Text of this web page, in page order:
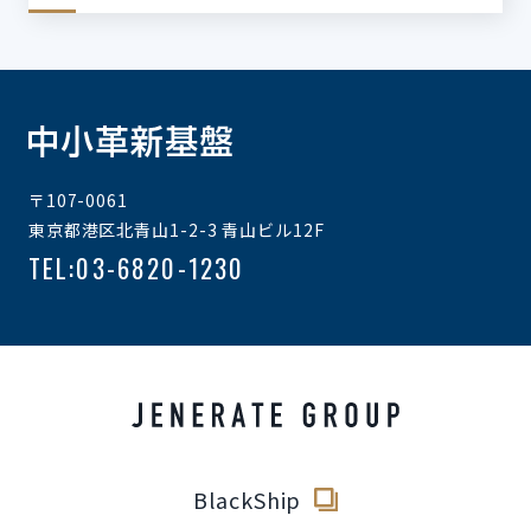
JP
〒107-0061
東京都港区北青山1-2-3 青山ビル12F
TEL:03-6820-1230
BlackShip